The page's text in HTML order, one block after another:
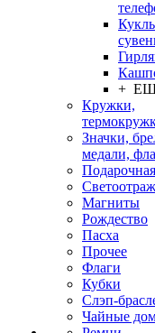
+
Кружки,
Значки,
медали,
Магниты
Рождество
Пасха
Прочее
Флаги
Кубки
Слэп-
Чайные